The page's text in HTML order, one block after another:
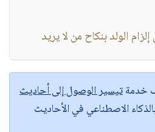
الولد بنكاح من لا يريد
خدمةتيسير الوصول إلى أحاديث
الاصطناعي في الأحاديث